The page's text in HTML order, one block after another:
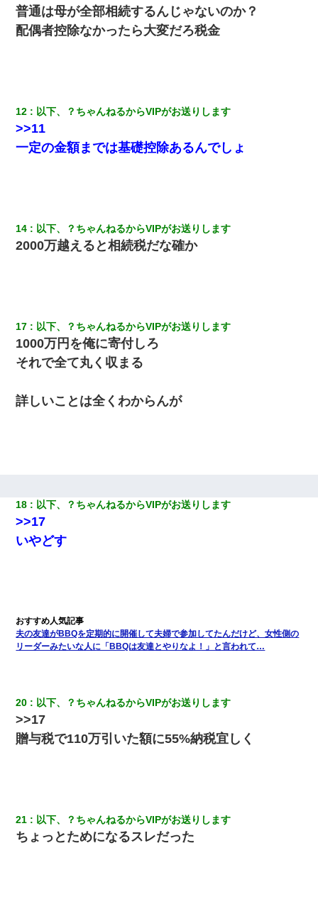
普通は母が全部相続するんじゃないのか？
配偶者控除なかったら大変だろ税金
12 以下、？ちゃんねるからVIPがお送りします
>>11
一定の金額までは基礎控除あるんでしょ
14 以下、？ちゃんねるからVIPがお送りします
2000万越えると相続税だな確か
17 以下、？ちゃんねるからVIPがお送りします
1000万円を俺に寄付しろ
それで全て丸く収まる
詳しいことは全くわからんが
18 以下、？ちゃんねるからVIPがお送りします
>>17
いやどす
夫の友達がBBQを定期的に開催して夫婦で参加してたんだけど、女性側の
リーダーみたいな人に「BBQは友達とやりなよ！」と言われて…
20 以下、？ちゃんねるからVIPがお送りします
>>17
贈与税で110万引いた額に55%納税宜しく
21 以下、？ちゃんねるからVIPがお送りします
ちょっとためになるスレだった